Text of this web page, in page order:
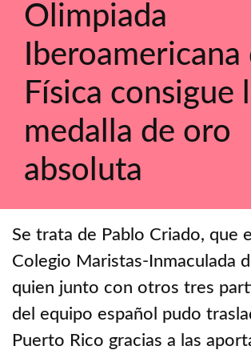
Olimpiada
Iberoamericana
Física consigue
medalla de oro
absoluta
Se trata de Pablo Criado, que
Colegio Maristas-Inmaculada
quien junto con otros tres
del equipo español pudo
Puerto Rico gracias a las